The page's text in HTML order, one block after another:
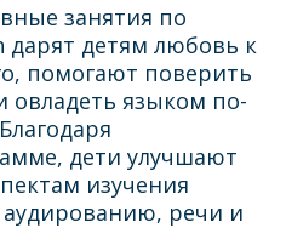
занятия по
дарят детям любовь к
помогают поверить
овладеть языком по-
дети улучшают
изучения
речи и